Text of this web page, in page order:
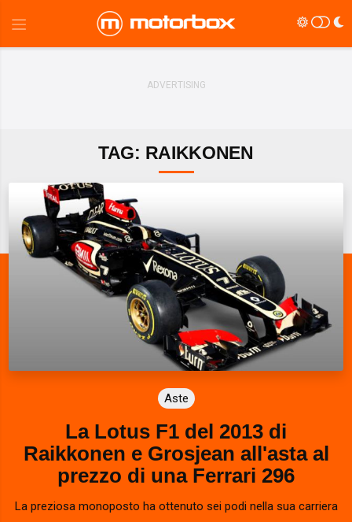
TAG: RAIKKONEN
Aste
La Lotus F1 del 2013 di
Raikkonen e Grosjean all'asta al
prezzo di una Ferrari 296
La preziosa monoposto ha ottenuto sei podi nella sua carriera